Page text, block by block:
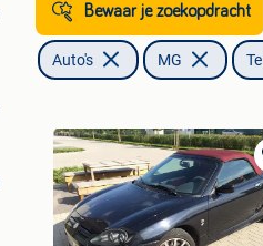
Bewaar je zoekopdracht
Auto's MG
in